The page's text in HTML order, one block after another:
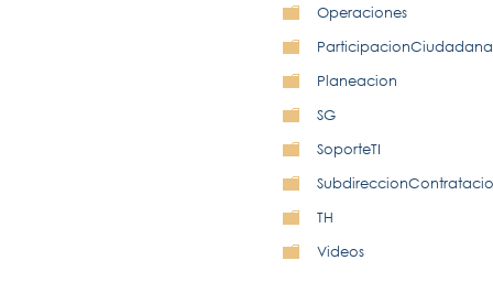
Operaciones
ParticipacionCiudadana
Planeacion
SG
SoporteTI
TH
Videos